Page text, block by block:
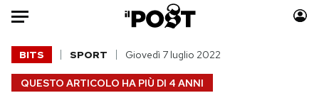
Auto
HOME
QUESTO ARTICOLO HA PIÙ DI 4 ANNI
BITS SPORT Giovedì 7 luglio 2022